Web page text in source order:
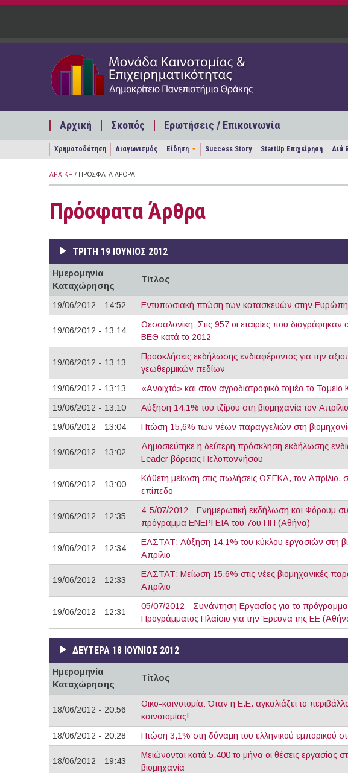
Παράκαμψη προς το κυρίως περιεχόμενο
Αρχική Σκοπός Ερωτήσεις / Επικοινωνία
Χρηματοδότηση Διαγωνισμός Είδηση Success Story StartUp Επιχείρηση Διά
ΑΡΧΙΚΉ / ΠΡΌΣΦΑΤΑ ΆΡΘΡΑ
Πρόσφατα Άρθρα
ΤΡΊΤΗ 19 ΙΟΎΝΙΟΣ 2012
Ημερομηνία
Καταχώρησης
Τίτλος
19/06/2012 - 14:52 Εντυπωσιακή πτώση των κατασκευών στην Ευρώπη
19/06/2012 - 13:14
Θεσσαλονίκη: Στις 957 οι εταιρίες που
ΒΕΘ κατά το 2012
19/06/2012 - 13:13
Προσκλήσεις εκδήλωσης ενδιαφέροντος για την
γεωθερμικών πεδίων
19/06/2012 - 13:13 «Ανοιχτό» και στον αγροδιατροφικό τομέα το Ταμείο
19/06/2012 - 13:10
Αύξηση 14,1% του τζίρου στη βιομηχανία τον Απρίλιο
19/06/2012 - 13:04
Πτώση 15,6% των νέων παραγγελιών στη
19/06/2012 - 13:02
Δημοσιεύτηκε η δεύτερη πρόσκληση εκδήλωσης
Leader βόρειας Πελοποννήσου
19/06/2012 - 13:00
Κάθετη μείωση στις πωλήσεις ΟΣΕΚΑ, τον Απρίλιο,
επίπεδο
19/06/2012 - 12:35
4-5/07/2012 - Ενημερωτική εκδήλωση και Φόρουμ
πρόγραμμα ΕΝΕΡΓΕΙΑ του 7ου ΠΠ (Αθήνα)
19/06/2012 - 12:34
ΕΛΣΤΑΤ: Αύξηση 14,1% του κύκλου εργασιών στη
Απρίλιο
19/06/2012 - 12:33
ΕΛΣΤΑΤ: Μείωση 15,6% στις νέες βιομηχανικές
Απρίλιο
19/06/2012 - 12:31
05/07/2012 - Συνάντηση Εργασίας για το
Προγράμματος Πλαίσιο για την Έρευνα της ΕΕ
ΔΕΥΤΈΡΑ 18 ΙΟΎΝΙΟΣ 2012
Ημερομηνία
Καταχώρησης
Τίτλος
18/06/2012 - 20:56
Οικο-καινοτομία: Όταν η Ε.Ε. αγκαλιάζει το
καινοτομίας!
18/06/2012 - 20:28 Πτώση 3,1% στη δύναμη του ελληνικού εμπορικού
18/06/2012 - 19:43
Μειώνονται κατά 5.400 το μήνα οι θέσεις εργασίας
βιομηχανία